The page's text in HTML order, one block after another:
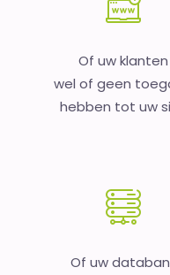
Of uw klanten
wel of geen
hebben tot uw
Of uw